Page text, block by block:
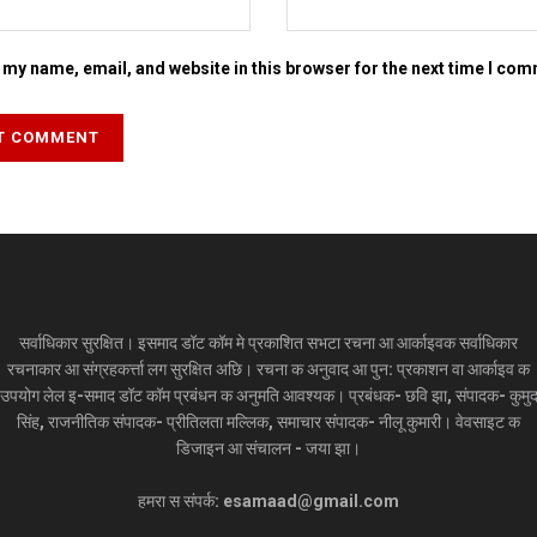
my name, email, and website in this browser for the next time I
सर्वाधिकार सुरक्षित। इसमाद डॉट कॉम मे प्रकाशित सभटा रचना आ आर्काइवक सर्वाधिकार
रचनाकार आ संग्रहकर्त्ता लग सुरक्षित अछि। रचना क अनुवाद आ पुन: प्रकाशन वा आर्काइव क
उपयोग लेल इ-समाद डॉट कॉम प्रबंधन क अनुमति आवश्यक। प्रबंधक- छवि झा, संपादक- कुमुद
सिंह, राजनीतिक संपादक- प्रीतिलता मल्लिक, समाचार संपादक- नीलू कुमारी। वेवसाइट क
डिजाइन आ संचालन - जया झा।
हमरा स संपर्क: esamaad@gmail.com